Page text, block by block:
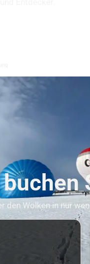
den Wolken in nur